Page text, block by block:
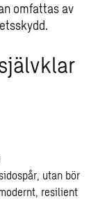
omfattas av
utan bör
resilient